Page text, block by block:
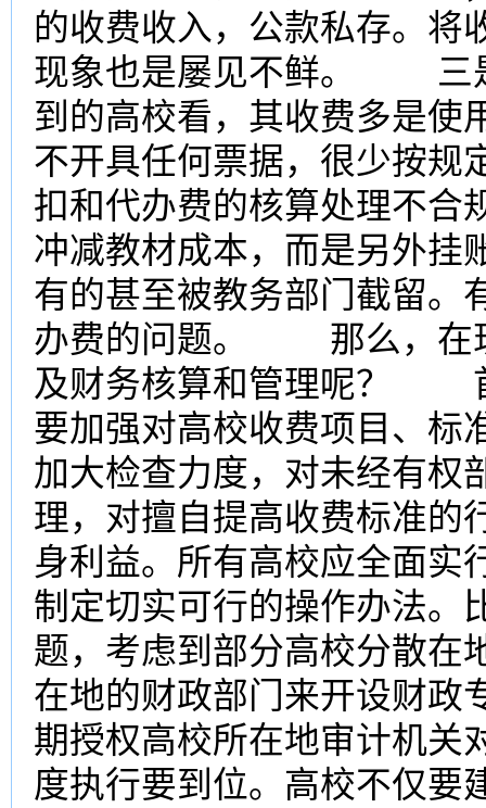
的收费收入，公款私存。将
现象也是屡见不鲜。 三
到的高校看，其收费多是使
不开具任何票据，很少按
扣和代办费的核算处理不合
冲减教材成本，而是另外挂
有的甚至被教务部门截留。
办费的问题。 那么，在
及财务核算和管理呢？
要加强对高校收费项目、标
加大检查力度，对未经有权
理，对擅自提高收费标准的
身利益。所有高校应全面实
制定切实可行的操作办法。
题，考虑到部分高校分散在
在地的财政部门来开设财政
期授权高校所在地审计机
度执行要到位。高校不仅要